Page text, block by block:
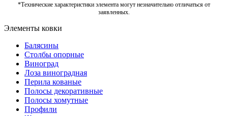
*Технические характеристики элемента могут незначительно отличаться от
заявленных.
Элементы ковки
Балясины
Столбы опорные
Виноград
Лоза виноградная
Перила кованые
Полосы декоративные
Полосы хомутные
Профили